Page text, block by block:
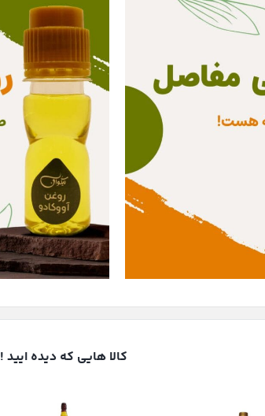
کالا هایی که دیده ایید !